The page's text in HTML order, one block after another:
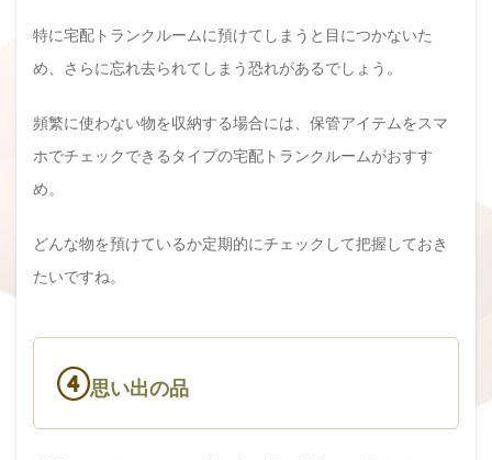
特に宅配トランクルームに預けてしまうと目につかないた
め、さらに忘れ去られてしまう恐れがあるでしょう。
頻繁に使わない物を収納する場合には、保管アイテムをスマ
ホでチェックできるタイプの宅配トランクルームがおすす
め。
どんな物を預けているか定期的にチェックして把握しておき
たいですね。
④思い出の品